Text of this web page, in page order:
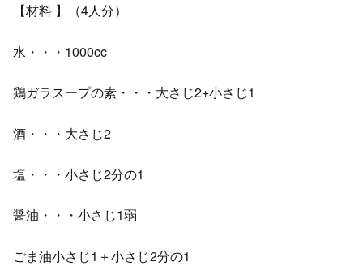
【材料 】（4人分）
水・・・1000cc
鶏ガラスープの素・・・大さじ2+小さじ1
酒・・・大さじ2
塩・・・小さじ2分の1
醤油・・・小さじ1弱
ごま油小さじ1＋小さじ2分の1